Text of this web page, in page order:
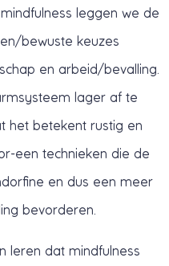
leggen we de
bewuste keuzes
en arbeid/bevalling.
lager af te
het betekent rustig en
een technieken die de
en dus een meer
bevorderen.
leren dat mindfulness